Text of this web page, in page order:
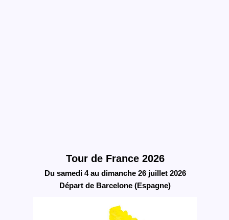
Tour de France 2026
Du samedi 4 au dimanche 26 juillet 2026
Départ de Barcelone (Espagne)